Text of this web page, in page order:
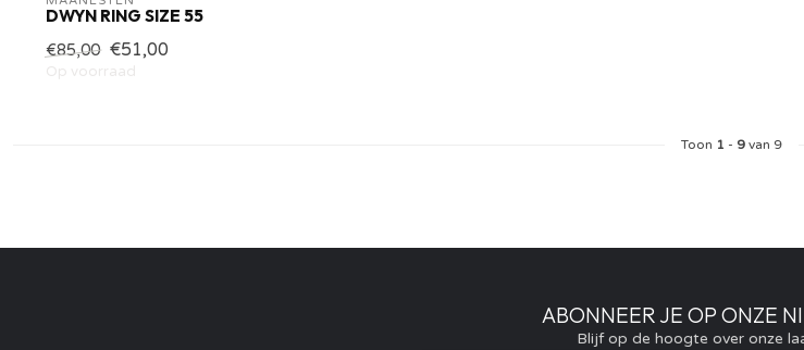
DWYN RING SIZE 55
€85,00 €51,00
Op voorraad
Toon 1 - 9van 9
ABONNEER JE OP ONZE
Blijf op de hoogte over onze